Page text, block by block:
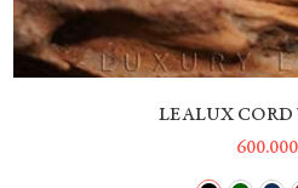
LEALUX CORD
600.000